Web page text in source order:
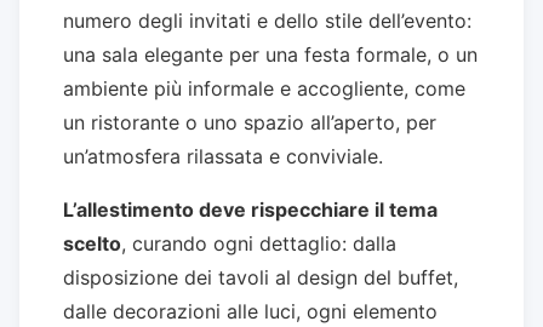
numero degli invitati e dello stile dell’evento:
una sala elegante per una festa formale, o un
ambiente più informale e accogliente, come
un ristorante o uno spazio all’aperto, per
un’atmosfera rilassata e conviviale.
L’allestimento deve rispecchiare il tema
scelto, curando ogni dettaglio: dalla
disposizione dei tavoli al design del buffet,
dalle decorazioni alle luci, ogni elemento